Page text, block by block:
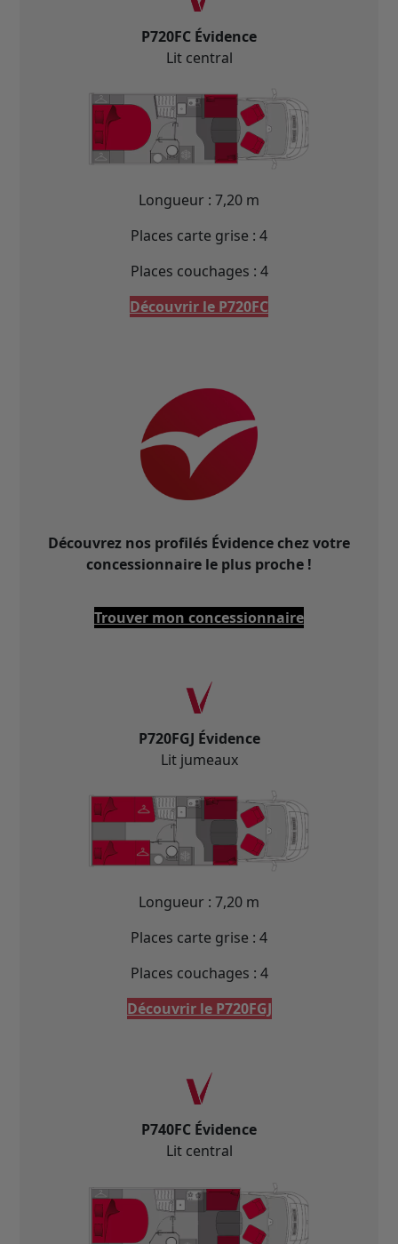
P720FC Évidence
Lit central
Longueur : 7,20 m
Places carte grise : 4
Places couchages : 4
Découvrir le P720FC
Découvrez nos profilés Évidence chez votre
concessionnaire le plus proche !
Trouver mon concessionnaire
P720FGJ Évidence
Lit jumeaux
Longueur : 7,20 m
Places carte grise : 4
Places couchages : 4
Découvrir le P720FGJ
P740FC Évidence
Lit central